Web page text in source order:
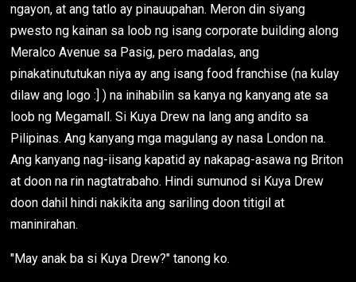
ngayon, at ang tatlo ay pinauupahan. Meron din siyang
pwesto ng kainan sa loob ng isang corporate building along
Meralco Avenue sa Pasig, pero madalas, ang
pinakatinututukan niya ay ang isang food franchise (na kulay
dilaw ang logo :] ) na inihabilin sa kanya ng kanyang ate sa
loob ng Megamall. Si Kuya Drew na lang ang andito sa
Pilipinas. Ang kanyang mga magulang ay nasa London na.
Ang kanyang nag-iisang kapatid ay nakapag-asawa ng Briton
at doon na rin nagtatrabaho. Hindi sumunod si Kuya Drew
doon dahil hindi nakikita ang sariling doon titigil at
maninirahan.
"May anak ba si Kuya Drew?" tanong ko.